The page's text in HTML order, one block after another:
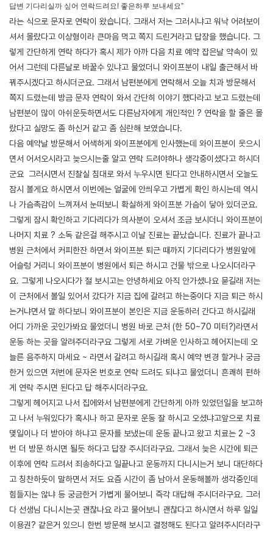
답변 기다리실까 싶어 연락드려요! 좋은하루 보내세요”
라는 식으로 문자로 연락이 왔습니다. 그래서 저는 그러시냐고 워낙 어려보이
셔서 몰랐다고 이상형이라 큰마음 먹고 쪽지 드린거라고 답장을 했습니다. 그
렇게 간단하게 연락 하다가 혹시 제가 아까 다음 치료 예약 잡은날 약속이 있
어서 그런데 다른날로 바꿀수 있냐고 물었더니 와이프분이 내일 출근해서 바
꿔주시겠다고 하시더군요. 그래서 남편분에게 연락해서 오늘 치과 방문해서
쪽지 드렸는데 방금 문자 연락이 와서 간단히 이야기 했다라고 보고 드렸는데
남편분이 많이 아쉬운듯하면서도 다른남자에게 개인적인 ? 연락을 할 줄은 몰
랐다고 실망도 좀 하신거 같고 좀 심란해 보였습니다.
다음 예약날 방문해서 어색하게 와이프분에게 인사했는데 와이프분이 웃으시
면서 어서오시라고 늦으시는줄 알고 연락 드려야하나 생각중이셨다고 하시더
군요 그러시면서 진찰실 침대로 와서 누우시면 된다고 안내하시면서 오늘도
잠시 볼게요 하시면서 이번에는 얼굴에 안씌우고 가볍게 확인 하시는데 역시
나 가슴촉감이 느껴져서 눈떠보니 확실하게 와이프분 가슴이 닿아 있더군요.
그렇게 잠시 확인하고 기다리다가 의사분이 오셔서 조금 보시더니 와이프분이
나머지 치료 ? 소독 같은걸 해주시고 이날 진료는 끝났습니다. 진료가 끝나고
병원 근처에서 커피한잔 하면서 와이프분 퇴근 때까지 기다리다가 병원앞에
어슬렁 거리니 와이프분이 병원에서 퇴근 하시고 건물 밖으로 나오시더라구
요. 그렇게 나오시다가 절 보시고는 안녕하세요 아직 안가셨나요 묻길래 저는
이 근처에서 볼일 있어서 갔다가 지금 집에 갈려고 하는중이다 지금 퇴근 하시
는거냐면서 말 하다보니 와이프분이 본인은 지금 운동하러 간다고 하시길래
어디 가까운 곳인가봐요 물었더니 병원 바로 근처 (한 50~70 미터?)라면서
운동 하는 곳을 알려주더라구요 그렇게 서로 가벼운 인사하고 헤어지는데 오
늘른 음주하지 마세요 ~ 라면서 갈려고 하시길래 혹시 예약 변경 할거나 궁금
한거 있으면 저번에 문자온 번호로 연락 드려도 되냐고 물었더니 흔쾌히 편하
게 연락 주시면 된다고 답 해주시더라구요.
그렇게 헤어지고 나서 집에와서 남편분에게 간단하게 아까 있었던일을 보고하
고 나서 누워있다가 혹시나 하고 문자로 운동 잘 하시고 오셨냐고앞으로 치료
몇일이나 더 받아야 하냐고 문자를 보냈는데 운동 끝나고 왔고 치료는 2 ~3
번 더 방문 하시면 될듯 하다고 답장 주시더라구요. 그래서 늦은 시간에 퇴근
이후에 연락 드려서 죄송하다고 일끝나고 운동까지 다니시는거 보니 대단하다
고 칭찬하듯이 말하면서 저도 요즘 시간이 좀 남아서 운동해볼까 생각중인데
힘들지는 않냐 등 궁금한거 가볍게 물어보니 즉각 대답해 주시더라구요. 그러
다 선생님 다니시는곳 괜찮나요 라고 물어보니 괜찮다고 하시면서 하루 일일
이용권? 같은거 있으니 한번 방문해 보시고 결정해도 된다고 알려주시더라구